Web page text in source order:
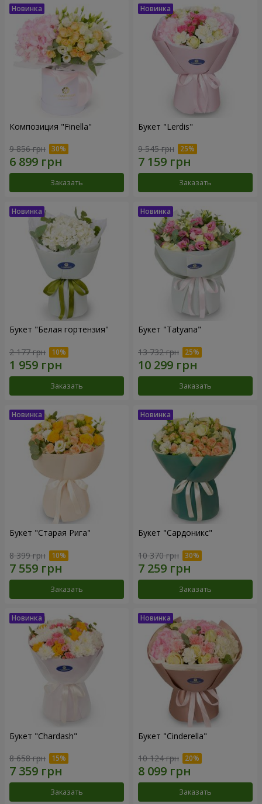
Композиция "Finella"
9 856 грн
Заказать
Букет "Lerdis"
9 545 грн
Заказать
Букет "Белая гортензия"
2 177 грн
Заказать
Букет "Tatyana"
13 732 грн
Заказать
Букет "Старая Рига"
8 399 грн
Заказать
Букет "Сардоникс"
10 370 грн
Заказать
Букет "Chardash"
8 658 грн
Заказать
Букет "Cinderella"
10 124 грн
Заказать